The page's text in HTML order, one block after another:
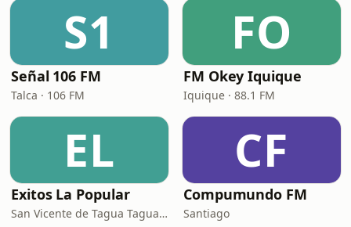
S1
Señal 106 FM
Talca · 106 FM
FO
FM Okey Iquique
Iquique · 88.1 FM
EL
Exitos La Popular
San Vicente de Tagua Tagua · 106.1 FM
CF
Compumundo FM
Santiago